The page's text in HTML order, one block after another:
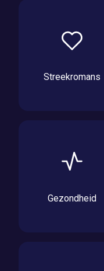
Streekromans
Gezondheid